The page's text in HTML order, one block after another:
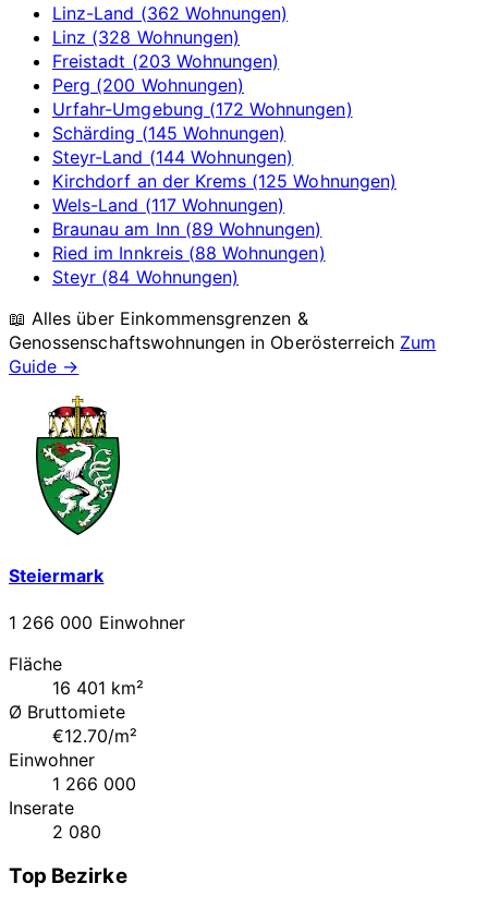
Linz-Land (362 Wohnungen)
Linz (328 Wohnungen)
Freistadt (203 Wohnungen)
Perg (200 Wohnungen)
Urfahr-Umgebung (172 Wohnungen)
Schärding (145 Wohnungen)
Steyr-Land (144 Wohnungen)
Kirchdorf an der Krems (125 Wohnungen)
Wels-Land (117 Wohnungen)
Braunau am Inn (89 Wohnungen)
Ried im Innkreis (88 Wohnungen)
Steyr (84 Wohnungen)
📖 Alles über Einkommensgrenzen &
Genossenschaftswohnungen in Oberösterreich Zum
Guide →
Steiermark
1 266 000 Einwohner
Fläche
16 401 km²
Ø Bruttomiete
€12.70/m²
Einwohner
1 266 000
Inserate
2 080
Top Bezirke